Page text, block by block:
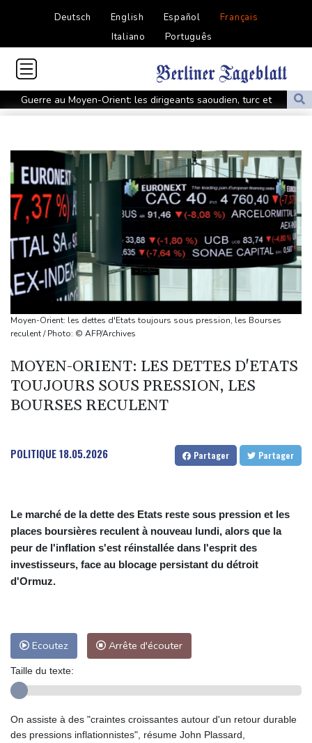
Deutsch English Español
Français
Italiano
Português
Guerre au Moyen-Orient: les dirigeants saoudien, turc et
pakistanais en sommet à Jeddah
d'une transition
Mineurs et réseaux sociaux: Meta sommé de verser près d'un
milliard de dollars au Nouveau-Mexique
Crise à la Fifa: l'UEFA maintient la pression sur Infantino, l'Afrique
le soutient
Argentine: heurts entre police et manifestants hostiles à un
projet de loi sur la propriété privée
Yémen: au moins 58 soldats morts dans des attaques des
rebelles houthis
Colombie: investiture du président de la Espriella, allié de Trump
Marchés: retour de la nervosité sur le Moyen-Orient, l'Europe
s'offre tout de même des records
Wall Street termine en baisse, les incertitudes au Moyen-Orient
L'explosion d'une bombe dans un bus fait deux morts près de
Moyen-Orient: les dettes d'Etats toujours sous pression, les Bourses
reculent / Photo: © AFP/Archives
MOYEN-ORIENT: LES DETTES D'ETATS
TOUJOURS SOUS PRESSION, LES
BOURSES RECULENT
POLITIQUE18.05.2026 Partager Partager
Le marché de la dette des Etats reste sous pression et les
places boursières reculent à nouveau lundi, alors que la
peur de l'inflation s'est réinstallée dans l'esprit des
investisseurs, face au blocage persistant du détroit
d'Ormuz.
Ecoutez Arrête d'écouter
Taille du texte:
On assiste à des "craintes croissantes autour d'un retour durable
des pressions inflationnistes", résume John Plassard,